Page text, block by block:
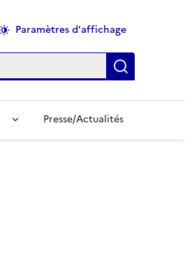
Paramètres d'affichage
Presse/Actualités